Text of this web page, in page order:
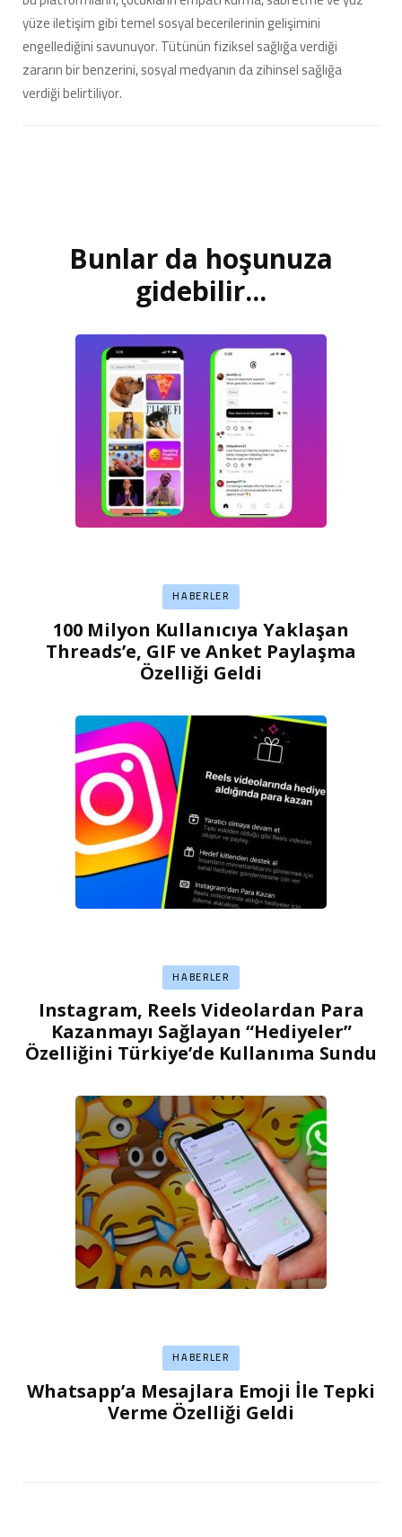
yüze iletişim gibi temel sosyal becerilerinin gelişimini
engellediğini savunuyor. Tütünün fiziksel sağlığa verdiği
zararın bir benzerini, sosyal medyanın da zihinsel sağlığa
verdiği belirtiliyor.
Bunlar da hoşunuza
gidebilir...
HABERLER
100 Milyon Kullanıcıya Yaklaşan
Threads’e, GIF ve Anket Paylaşma
Özelliği Geldi
HABERLER
Instagram, Reels Videolardan Para
Kazanmayı Sağlayan “Hediyeler”
Özelliğini Türkiye’de Kullanıma Sundu
HABERLER
Whatsapp’a Mesajlara Emoji İle Tepki
Verme Özelliği Geldi